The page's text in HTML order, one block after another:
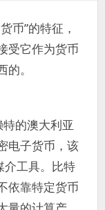
币”的特征，
受它作为货币
。
的澳大利亚
电子货币，该
介工具。比特
依靠特定货币